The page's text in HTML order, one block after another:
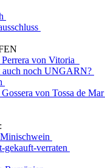
Perrera von Vitoria
auch noch UNGARN?
von Tossa de Mar
gekauft-verraten